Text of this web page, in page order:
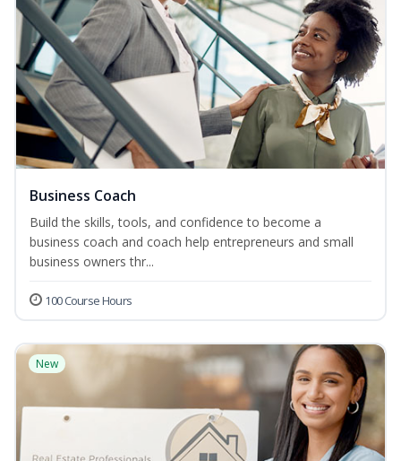
Business Coach
Build the skills, tools, and confidence to become a
business coach and coach help entrepreneurs and small
business owners thr...
100 Course Hours
New